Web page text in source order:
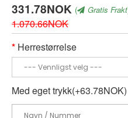
331.78NOK ( Gratis Frakt
1.070.66NOK
Herrestørrelse
Med eget trykk(+63.78NOK)